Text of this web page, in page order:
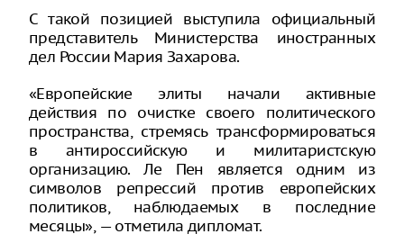
С такой позицией выступила официальный
представитель Министерства иностранных
дел России Мария Захарова.
«Европейские элиты начали активные
действия по очистке своего политического
пространства, стремясь трансформироваться
в антироссийскую и милитаристскую
организацию. Ле Пен является одним из
символов репрессий против европейских
политиков, наблюдаемых в последние
месяцы», — отметила дипломат.